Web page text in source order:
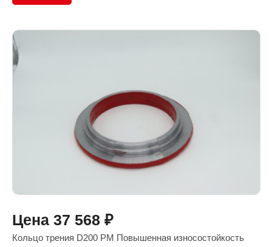
Цена 37 568 ₽
Кольцо трения D200 PM Повышенная износостойкость